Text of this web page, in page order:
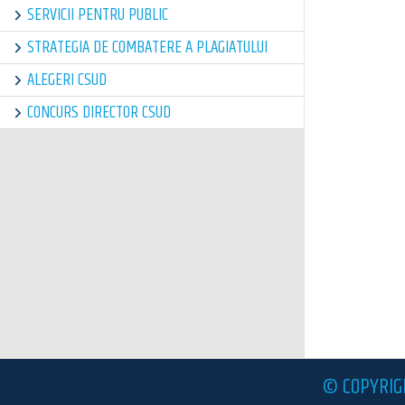
SERVICII PENTRU PUBLIC
STRATEGIA DE COMBATERE A PLAGIATULUI
ALEGERI CSUD
CONCURS DIRECTOR CSUD
©